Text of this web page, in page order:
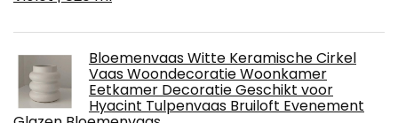
Bloemenvaas Witte Keramische Cirkel
Vaas Woondecoratie Woonkamer
Eetkamer Decoratie Geschikt voor
Hyacint Tulpenvaas Bruiloft Evenement